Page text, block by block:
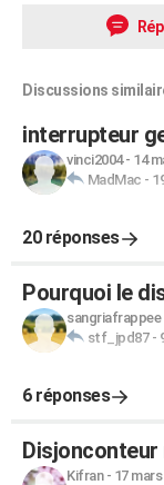
Discussions
interrupteur
vinci2004- 14
MadMac -
20 réponses
Pourquoi le
sangriafrappee
stf_jpd87-
6 réponses
Disjonconteur
Kifran- 17